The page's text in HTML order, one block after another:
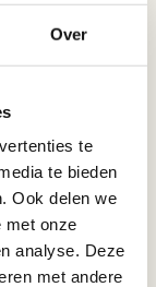
Over
te
te bieden
Ook delen we
met onze
analyse. Deze
met andere